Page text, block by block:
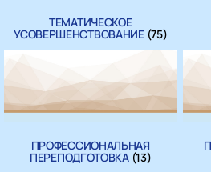
ТЕМАТИЧЕСКОЕ
УСОВЕРШЕНСТВОВАНИЕ (75)
ПРОФЕССИОНАЛЬНАЯ
ПЕРЕПОДГОТОВКА (13)